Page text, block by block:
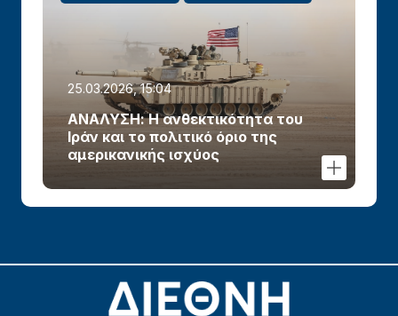
25.03.2026, 15:04
ΑΝΑΛΥΣΗ: Η ανθεκτικότητα του
Ιράν και το πολιτικό όριο της
αμερικανικής ισχύος